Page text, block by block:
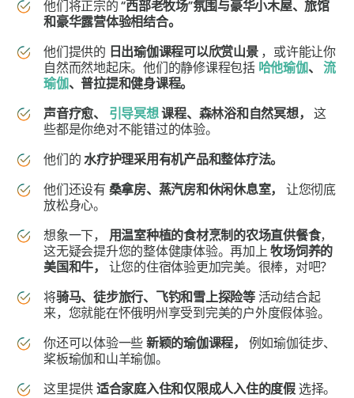
他们将正宗的“西部老牧场”氛围与豪华小木屋、旅馆
和豪华露营体验相结合。
他们提供的 日出瑜伽课程可以欣赏山景 ，或许能让你
自然而然地起床。他们的静修课程包括 哈他瑜伽、流
瑜伽、普拉提和健身课程。
声音疗愈、 引导冥想课程、森林浴和自然冥想，这
些都是你绝对不能错过的体验。
他们的 水疗护理采用有机产品和整体疗法。
他们还设有 桑拿房、蒸汽房和休闲休息室， 让您彻底
放松身心。
想象一下， 用温室种植的食材烹制的农场直供餐食，
这无疑会提升您的整体健康体验。再加上牧场饲养的
美国和牛， 让您的住宿体验更加完美。很棒，对吧？
将骑马、徒步旅行、飞钓和雪上探险等 活动结合起
来，您就能在怀俄明州享受到完美的户外度假体验。
你还可以体验一些 新颖的瑜伽课程， 例如瑜伽徒步、
桨板瑜伽和山羊瑜伽。
这里提供 适合家庭入住和仅限成人入住的度假选择。